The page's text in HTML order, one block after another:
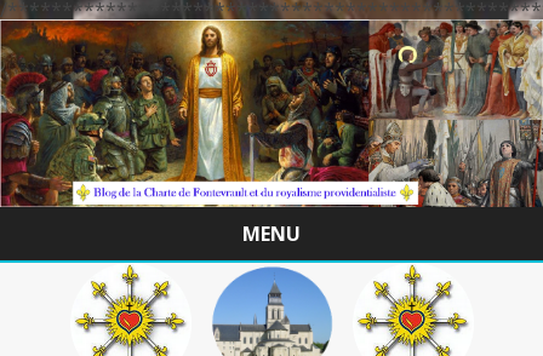
/
MENU
Skip
to
content